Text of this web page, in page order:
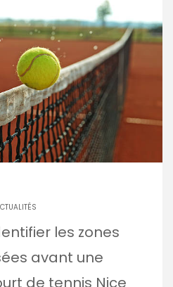
les zones
avant une
de tennis Nice